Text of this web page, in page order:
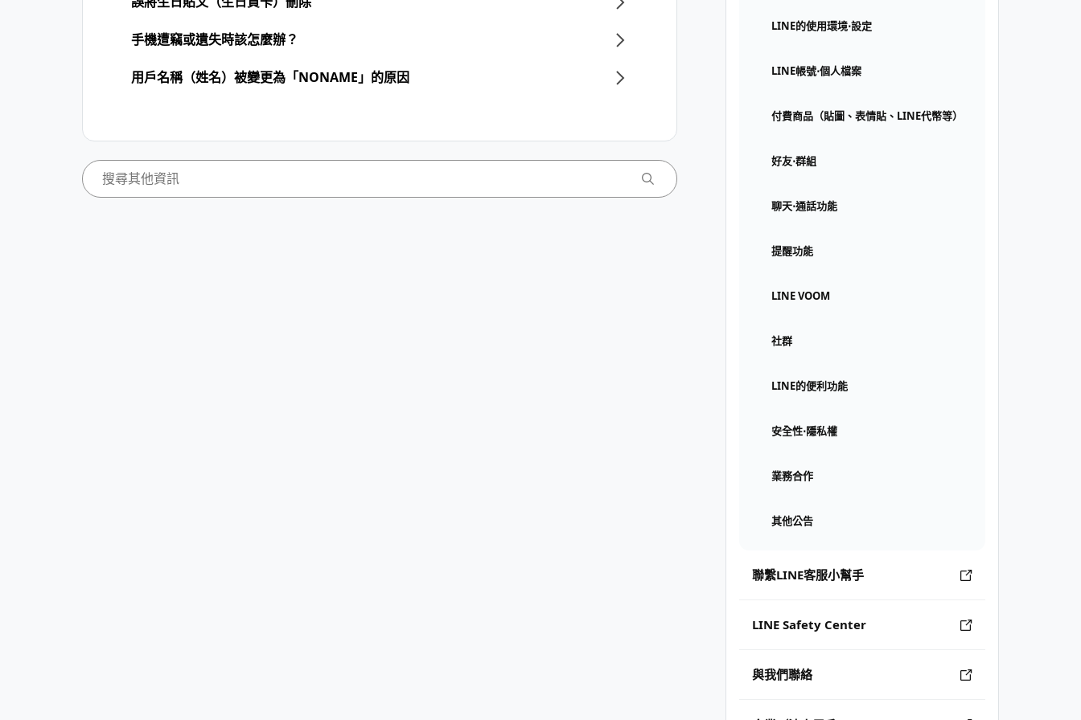
LINE的使用環境⋅設定
LINE帳號⋅個人檔案
付費商品（貼圖、表情貼、LINE代幣等）
好友⋅群組
聊天⋅通話功能
提醒功能
LINE VOOM
社群
LINE的便利功能
安全性⋅隱私權
業務合作
其他公告
聯繫LINE客服小幫手
LINE Safety Center
與我們聯絡
手機遭竊或遺失時該怎麼辦？
用戶名稱（姓名）被變更為「NONAME」的原因